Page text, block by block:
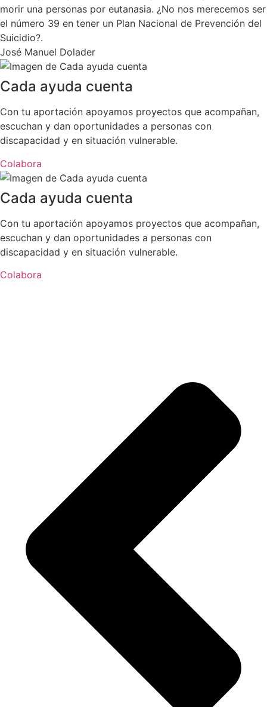
morir una personas por eutanasia. ¿No nos merecemos ser
el número 39 en tener un Plan Nacional de Prevención del
Suicidio?.
José Manuel Dolader
Cada ayuda cuenta
Con tu aportación apoyamos proyectos que acompañan,
escuchan y dan oportunidades a personas con
discapacidad y en situación vulnerable.
Colabora
Cada ayuda cuenta
Con tu aportación apoyamos proyectos que acompañan,
escuchan y dan oportunidades a personas con
discapacidad y en situación vulnerable.
Colabora